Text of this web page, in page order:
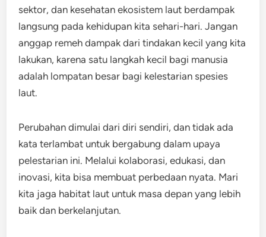
sektor, dan kesehatan ekosistem laut berdampak
langsung pada kehidupan kita sehari-hari. Jangan
anggap remeh dampak dari tindakan kecil yang kita
lakukan, karena satu langkah kecil bagi manusia
adalah lompatan besar bagi kelestarian spesies
laut.
Perubahan dimulai dari diri sendiri, dan tidak ada
kata terlambat untuk bergabung dalam upaya
pelestarian ini. Melalui kolaborasi, edukasi, dan
inovasi, kita bisa membuat perbedaan nyata. Mari
kita jaga habitat laut untuk masa depan yang lebih
baik dan berkelanjutan.